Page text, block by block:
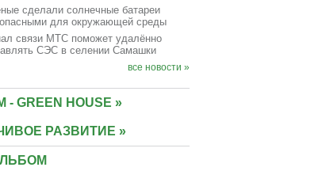
сделали солнечные батареи
для окружающей среды
связи МТС поможет удалённо
СЭС в селении Самашки
все новости »
GREEN HOUSE »
РАЗВИТИЕ »